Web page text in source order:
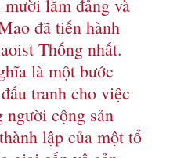
lăm đảng và
đã tiến hành
Thống nhất.
là một bước
tranh cho việc
người cộng sản
lập của một tổ